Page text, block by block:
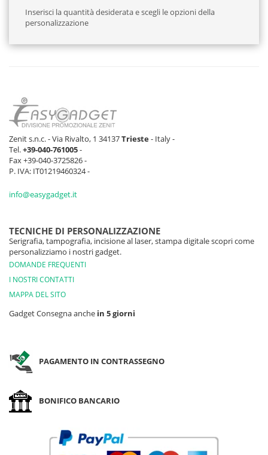
Inserisci la quantità desiderata e scegli le opzioni della
personalizzazione
Zenit s.n.c. - Via Rivalto, 1 34137Trieste- Italy -
Tel.+39-040-761005-
Fax +39-040-3725826 -
P. IVA: IT01219460324 -
info@easygadget.it
TECNICHE DI PERSONALIZZAZIONE
Serigrafia, tampografia, incisione al laser, stampa digitale scopri come
personalizziamo i nostri gadget.
DOMANDE FREQUENTI
I NOSTRI CONTATTI
MAPPA DEL SITO
Gadget Consegna anche in 5 giorni
PAGAMENTO IN CONTRASSEGNO
BONIFICO BANCARIO